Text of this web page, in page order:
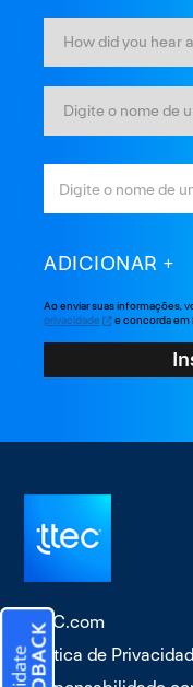
ADICIONAR
Ao enviar suas informações,
privacidade
e concorda em
TTEC.com
Política de